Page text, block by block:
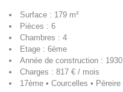
Surface : 179 m²
Pièces : 6
Chambres : 4
Etage : 6ème
Année de construction : 1930
Charges : 817 € / mois
17ème • Courcelles • Péreire